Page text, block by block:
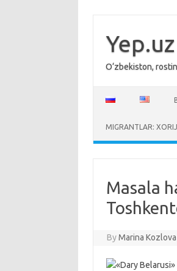
content
Yep.uz
O‘zbekiston,
MIGRANTLAR:
Masala
By Marina Kozlova